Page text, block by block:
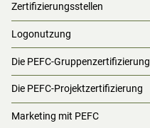
Zertifizierungsstellen
Logonutzung
Die PEFC-Gruppenzertifizierung
Die PEFC-Projektzertifizierung
Marketing mit PEFC